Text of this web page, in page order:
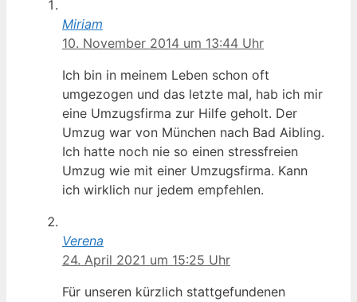
Miriam
10. November 2014 um 13:44 Uhr
Ich bin in meinem Leben schon oft
umgezogen und das letzte mal, hab ich mir
eine Umzugsfirma zur Hilfe geholt. Der
Umzug war von München nach Bad Aibling.
Ich hatte noch nie so einen stressfreien
Umzug wie mit einer Umzugsfirma. Kann
ich wirklich nur jedem empfehlen.
Verena
24. April 2021 um 15:25 Uhr
Für unseren kürzlich stattgefundenen